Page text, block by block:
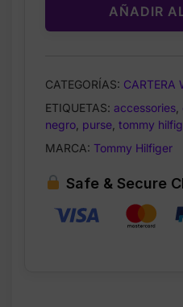
AÑADIR
CATEGORÍAS: CARTERA
ETIQUETAS: accessories
negro purse tommy
MARCA: Tommy Hilfiger
Safe & Secure